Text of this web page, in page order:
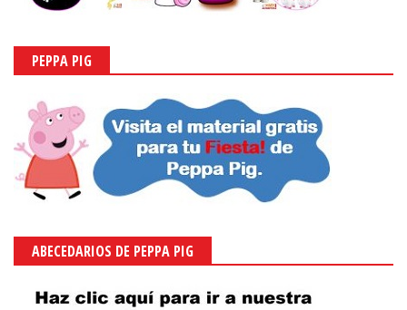
PEPPA PIG
ABECEDARIOS DE PEPPA PIG